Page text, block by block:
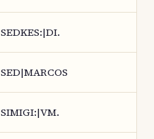
SEDKES:|DI.
SED|MARCOS
SIMIGI:|VM.